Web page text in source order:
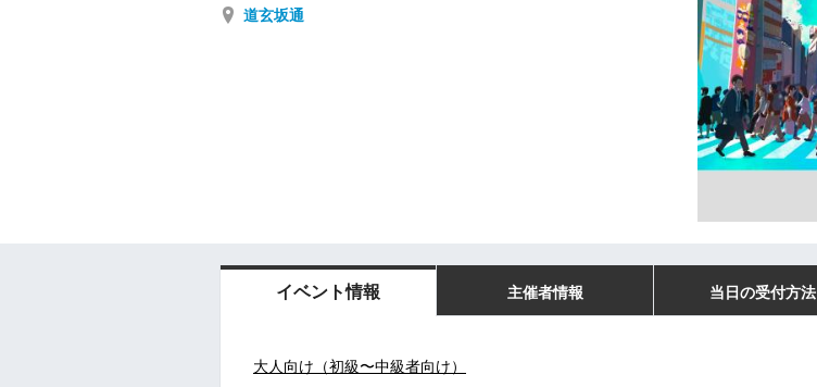
道玄坂通
イベント情報 主催者情報 当日の受付方法
大人向け（初級〜中級者向け）